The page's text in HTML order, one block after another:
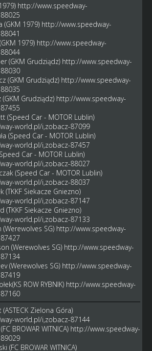
http://www.speedway-
(GKM 1979) http://www.speedway-
1979) http://www.speedway-
(GKM Grudziądz) http://www.speedway-
(GKM Grudziądz) http://www.speedway-
(GKM Grudziądz) http://www.speedway-
(Speed Car - MOTOR Lublin)
world.pl/i,zobacz-87099
(Speed Car - MOTOR Lublin)
world.pl/i,zobacz-87457
Car - MOTOR Lublin)
world.pl/i,zobacz-88027
(Speed Car - MOTOR Lublin)
world.pl/i,zobacz-88037
(TKKF Siekacze Gniezno)
world.pl/i,zobacz-87147
(TKKF Siekacze Gniezno)
world.pl/i,zobacz-87133
SG) http://www.speedway-
(Werewolves SG) http://www.speedway-
(Werewolves SG) http://www.speedway-
ROW RYBNIK) http://www.speedway-
Zielona Góra)
world.pl/i,zobacz-87144
BROWAR WITNICA) http://www.speedway-
(FC BROWAR WITNICA)